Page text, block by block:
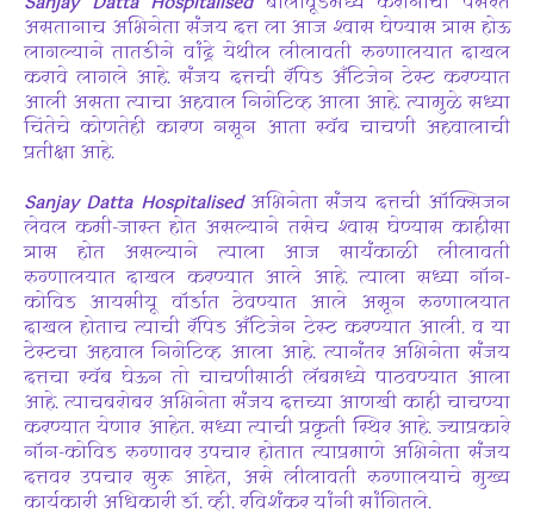
असतानाच अभिनेता संजय दत्त ला आज श्वास घेण्यास त्रास होऊ
लागल्याने तातडीने वांद्रे येथील लीलावती रुग्णालयात दाखल
करावे लागले आहे. संजय दत्तची रॅपिड अँटिजेन टेस्ट करण्यात
आली असता त्याचा अहवाल निगेटिव्ह आला आहे. त्यामुळे सध्या
चिंतेचे कोणतेही कारण नसून आता स्वॅब चाचणी अहवालाची
प्रतीक्षा आहे.
Sanjay Datta Hospitalisedअभिनेता संजय दत्तची ऑक्सिजन
लेवल कमी-जास्त होत असल्याने तसेच श्वास घेण्यास काहीसा
त्रास होत असल्याने त्याला आज सायंकाळी लीलावती
रुग्णालयात दाखल करण्यात आले आहे. त्याला सध्या नॉन-
कोविड आयसीयू वॉर्डात ठेवण्यात आले असून रुग्णालयात
दाखल होताच त्याची रॅपिड अँटिजेन टेस्ट करण्यात आली. व या
टेस्टचा अहवाल निगेटिव्ह आला आहे. त्यानंतर अभिनेता संजय
दत्तचा स्वॅब घेऊन तो चाचणीसाठी लॅबमध्ये पाठवण्यात आला
आहे. त्याचबरोबर अभिनेता संजय दत्तच्या आणखी काही चाचण्या
करण्यात येणार आहेत. सध्या त्याची प्रकृती स्थिर आहे. ज्याप्रकारे
नॉन-कोविड रुग्णावर उपचार होतात त्याप्रमाणे अभिनेता संजय
दत्तवर उपचार सुरू आहेत, असे लीलावती रुग्णालयाचे मुख्य
कार्यकारी अधिकारी डॉ. व्ही. रविशंकर यांनी सांगितले.